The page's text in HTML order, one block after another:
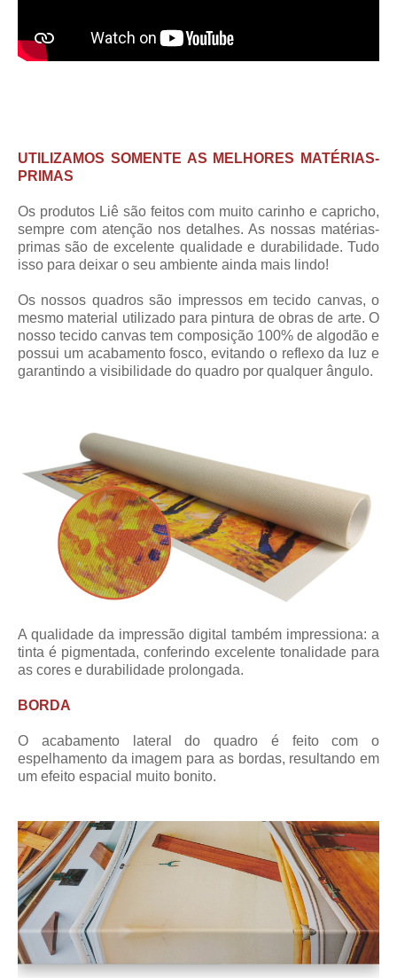
UTILIZAMOS SOMENTE AS MELHORES MATÉRIAS-
PRIMAS
Os produtos Liê são feitos com muito carinho e capricho,
sempre com atenção nos detalhes. As nossas matérias-
primas são de excelente qualidade e durabilidade. Tudo
isso para deixar o seu ambiente ainda mais lindo!
Os nossos quadros são impressos em tecido canvas, o
mesmo material utilizado para pintura de obras de arte. O
nosso tecido canvas tem composição 100% de algodão e
possui um acabamento fosco, evitando o reflexo da luz e
garantindo a visibilidade do quadro por qualquer ângulo.
A qualidade da impressão digital também impressiona: a
tinta é pigmentada, conferindo excelente tonalidade para
as cores e durabilidade prolongada.
BORDA
O acabamento lateral do quadro é feito com o
espelhamento da imagem para as bordas, resultando em
um efeito espacial muito bonito.